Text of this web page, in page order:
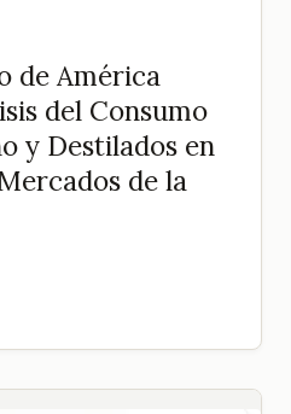
de América
del Consumo
y Destilados en
de la